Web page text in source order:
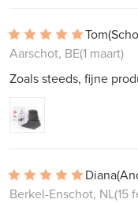
Tom
Aarschot, BE(1 maart)
Zoals steeds, fijne
Diana
Berkel-Enschot, NL(15